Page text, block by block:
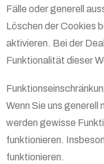
Fälle oder generell
Löschen der Cookies
aktivieren. Bei der
Funktionalität dieser
Wenn Sie uns
werden gewisse
funktionieren.
funktionieren.